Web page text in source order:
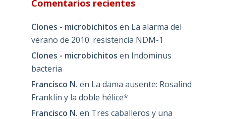
Comentarios recientes
Clones - microbichitos en La alarma del
verano de 2010: resistencia NDM-1
Clones - microbichitos en Indominus
bacteria
Francisco N. en La dama ausente: Rosalind
Franklin y la doble hélice*
Francisco N. en Tres caballeros y una